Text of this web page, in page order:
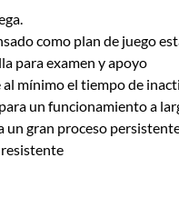
como plan de juego
para examen y apoyo
mínimo el tiempo de
un funcionamiento a
gran proceso